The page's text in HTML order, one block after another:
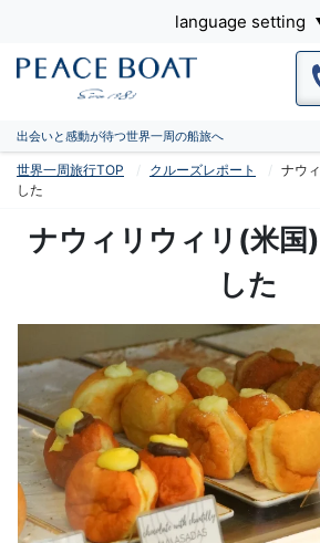
language setting
出会いと感動が待つ世界一周の船旅へ
世界一周旅行TOP クルーズレポート
ナウ
した
ナウィリウィリ(米国
した